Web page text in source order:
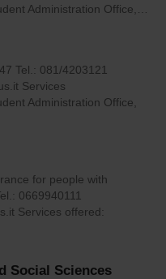
Administration Office,…
Tel.: 081/4203121
Services
Administration Office,
for people with
0669940111
Services offered:
Social Sciences